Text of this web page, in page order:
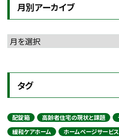
月別アーカイブ
タグ
配錠箱 高齢者住宅の現状と課題
緩和ケアホーム
ホームページサービス